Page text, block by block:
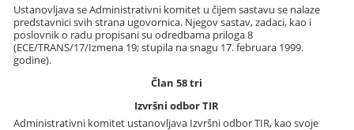
Ustanovljava se Administrativni komitet u čijem sastavu se nalaze
predstavnici svih strana ugovornica. Njegov sastav, zadaci, kao i
poslovnik o radu propisani su odredbama priloga 8
(ECE/TRANS/17/Izmena 19; stupila na snagu 17. februara 1999.
godine).
Član 58 tri
Izvršni odbor TIR
Administrativni komitet ustanovljava Izvršni odbor TIR, kao svoje